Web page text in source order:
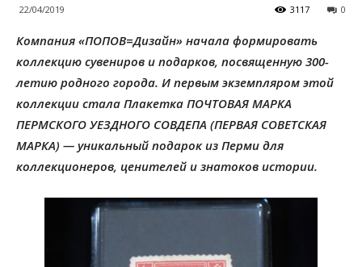
22/04/2019 0
3117
Компания «ПОПОВ=Дизайн» начала формировать
коллекцию сувениров и подарков, посвященную 300-
летию родного города. И первым экземпляром этой
коллекции стала Плакетка ПОЧТОВАЯ МАРКА
ПЕРМСКОГО УЕЗДНОГО СОВДЕПА (ПЕРВАЯ СОВЕТСКАЯ
МАРКА) — уникальный подарок из Перми для
коллекционеров, ценителей и знатоков истории.